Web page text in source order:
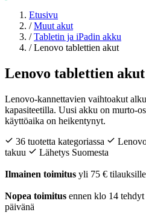
Etusivu
/ Muut akut
/ Tabletin ja iPadin akku
/ Lenovo tablettien akut
Lenovo tablettien akut
Lenovo-kannettavien vaihtoakut
kapasiteetilla. Uusi akku on murto-
käyttöaika on heikentynyt.
36 tuotetta kategoriassa
takuu
Lähetys Suomesta
Ilmainen toimitus yli 75 € tilauksille
Nopea toimitus ennen klo 14
päivänä